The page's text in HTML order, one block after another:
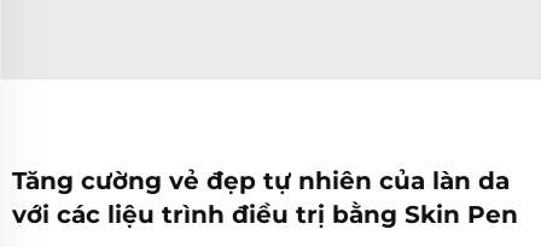
Tăng cường vẻ đẹp tự nhiên của làn da
với các liệu trình điều trị bằng Skin Pen